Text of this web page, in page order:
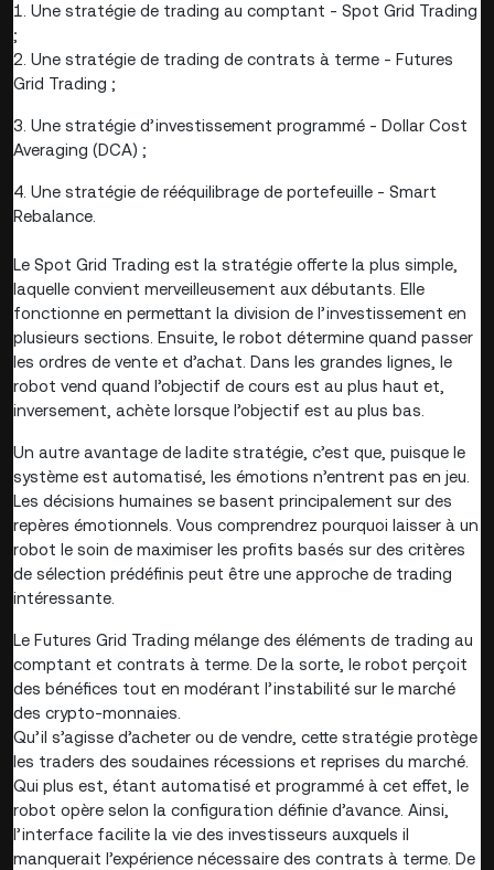
1. Une stratégie de trading au comptant - Spot Grid Trading
;
2. Une stratégie de trading de contrats à terme - Futures
Grid Trading ;
3. Une stratégie d’investissement programmé - Dollar Cost
Averaging (DCA) ;
4. Une stratégie de rééquilibrage de portefeuille - Smart
Rebalance.
Le Spot Grid Trading est la stratégie offerte la plus simple,
laquelle convient merveilleusement aux débutants. Elle
fonctionne en permettant la division de l’investissement en
plusieurs sections. Ensuite, le robot détermine quand passer
les ordres de vente et d’achat. Dans les grandes lignes, le
robot vend quand l’objectif de cours est au plus haut et,
inversement, achète lorsque l’objectif est au plus bas.
Un autre avantage de ladite stratégie, c’est que, puisque le
système est automatisé, les émotions n’entrent pas en jeu.
Les décisions humaines se basent principalement sur des
repères émotionnels. Vous comprendrez pourquoi laisser à un
robot le soin de maximiser les profits basés sur des critères
de sélection prédéfinis peut être une approche de trading
intéressante.
Le Futures Grid Trading mélange des éléments de trading au
comptant et contrats à terme. De la sorte, le robot perçoit
des bénéfices tout en modérant l’instabilité sur le marché
des crypto-monnaies.
Qu’il s’agisse d’acheter ou de vendre, cette stratégie protège
les traders des soudaines récessions et reprises du marché.
Qui plus est, étant automatisé et programmé à cet effet, le
robot opère selon la configuration définie d’avance. Ainsi,
l’interface facilite la vie des investisseurs auxquels il
manquerait l’expérience nécessaire des contrats à terme. De